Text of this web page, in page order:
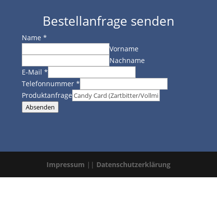
Bestellanfrage senden
Name *
Vorname
Nachname
E-Mail *
Telefonnummer *
Produktanfrage
Absenden
Impressum || Datenschutzerklärung